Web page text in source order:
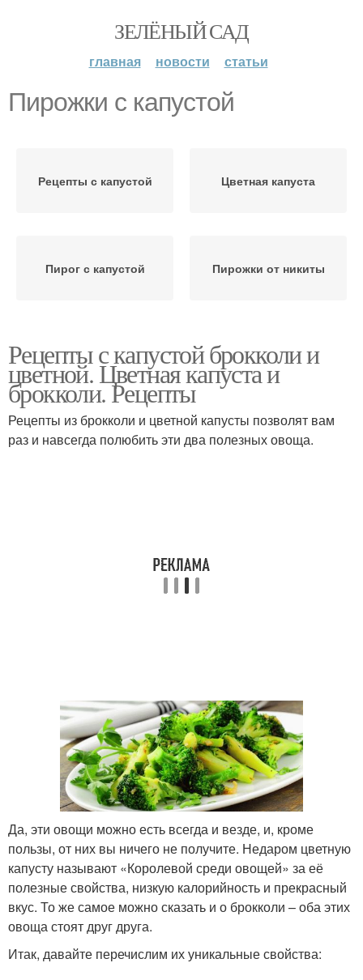
ЗЕЛЁНЫЙ САД
главная новости статьи
Пирожки с капустой
Рецепты с капустой Цветная капуста
Пирог с капустой Пирожки от никиты
Рецепты с капустой брокколи и
цветной. Цветная капуста и
брокколи. Рецепты
Рецепты из брокколи и цветной капусты позволят вам
раз и навсегда полюбить эти два полезных овоща.
Да, эти овощи можно есть всегда и везде, и, кроме
пользы, от них вы ничего не получите. Недаром цветную
капусту называют «Королевой среди овощей» за её
полезные свойства, низкую калорийность и прекрасный
вкус. То же самое можно сказать и о брокколи – оба этих
овоща стоят друг друга.
Итак, давайте перечислим их уникальные свойства: